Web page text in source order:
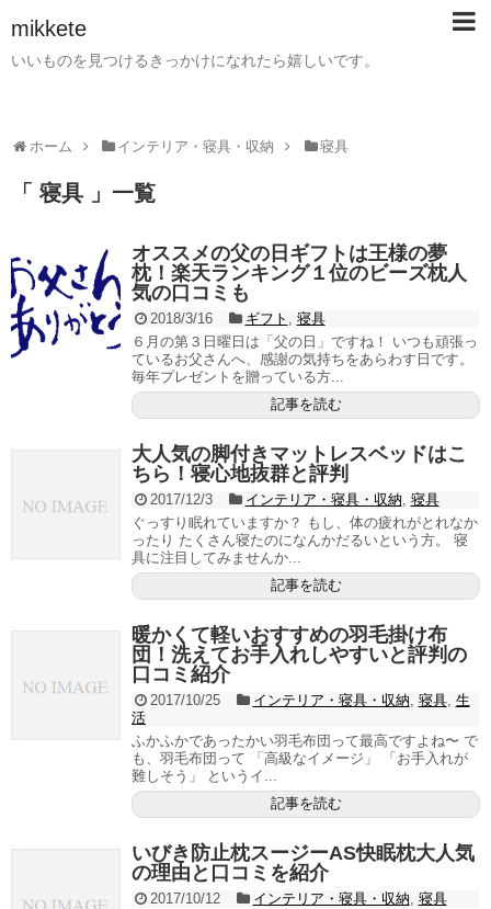
mikkete
いいものを見つけるきっかけになれたら嬉しいです。
ホーム インテリア・寝具・収納 寝具
「 寝具 」一覧
オススメの父の日ギフトは王様の夢
枕！楽天ランキング１位のビーズ枕人
気の口コミも
2018/3/16 ギフト , 寝具
６月の第３日曜日は「父の日」ですね！ いつも頑張っ
ているお父さんへ、感謝の気持ちをあらわす日です。
毎年プレゼントを贈っている方...
記事を読む
大人気の脚付きマットレスベッドはこ
ちら！寝心地抜群と評判
2017/12/3 インテリア・寝具・収納, 寝具
ぐっすり眠れていますか？ もし、体の疲れがとれなか
ったり たくさん寝たのになんかだるいという方。 寝
具に注目してみませんか...
記事を読む
暖かくて軽いおすすめの羽毛掛け布
団！洗えてお手入れしやすいと評判の
口コミ紹介
2017/10/25 インテリア・寝具・収納, 寝具, 生
活
ふかふかであったかい羽毛布団って最高ですよね〜 で
も、羽毛布団って 「高級なイメージ」 「お手入れが
難しそう」 というイ...
記事を読む
いびき防止枕スージーAS快眠枕大人気
の理由と口コミを紹介
2017/10/12 インテリア・寝具・収納, 寝具